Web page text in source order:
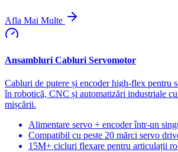
Afla Mai Multe
Ansambluri Cabluri Servomotor
Cabluri de putere și encoder high-flex pentru
în robotică, CNC și automatizări industriale
mișcării.
Alimentare servo + encoder într-un
Compatibil cu peste 20 mărci servo
15M+ cicluri flexare pentru articulații